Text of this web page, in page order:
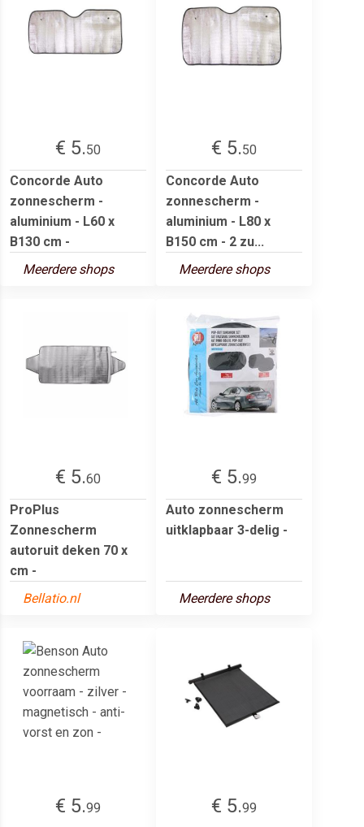
€ 5.50
Concorde Auto
zonnescherm -
aluminium - L60 x
B130 cm -
Meerdere shops
€ 5.50
Concorde Auto
zonnescherm -
aluminium - L80 x
B150 cm - 2 zu...
Meerdere shops
€ 5.60
ProPlus
Zonnescherm
autoruit deken 70 x
cm -
Bellatio.nl
€ 5.99
Auto zonnescherm
uitklapbaar 3-delig -
Meerdere shops
€ 5.99 € 5.99